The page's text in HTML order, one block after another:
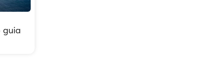
guia